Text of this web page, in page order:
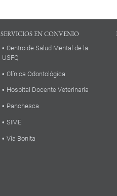
SERVICIOS EN CONVENIO
Centro de Salud Mental de la
USFQ
Clínica Odontológica
Hospital Docente Veterinaria
Panchesca
SIME
Vía Bonita